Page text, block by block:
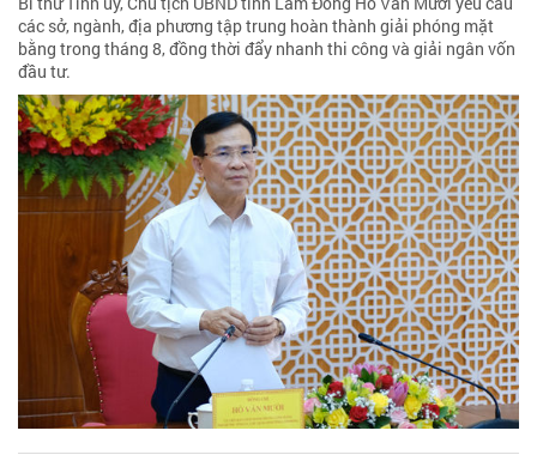
các sở, ngành, địa phương tập trung hoàn thành giải phóng mặt
bằng trong tháng 8, đồng thời đẩy nhanh thi công và giải ngân vốn
đầu tư.